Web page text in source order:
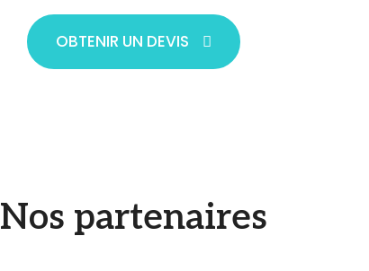
OBTENIR UN DEVIS
Nos partenaires